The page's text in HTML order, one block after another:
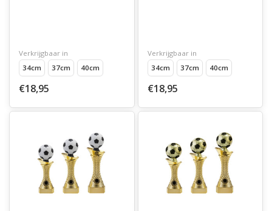
Verkrijgbaar in
34cm
37cm 40cm
€18,95
Verkrijgbaar in
34cm
37cm 40cm
€18,95